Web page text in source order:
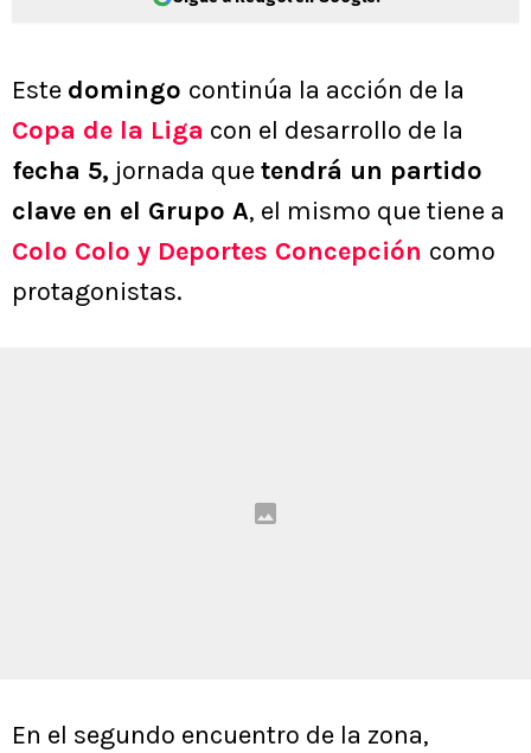
Este domingo continúa la acción de la
Copa de la Liga con el desarrollo de la
fecha 5, jornada quetendrá un partido
clave en el Grupo A, el mismo que tiene a
Colo Colo y Deportes Concepción como
protagonistas.
En el segundo encuentro de la zona,